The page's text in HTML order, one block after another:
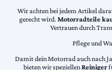
Wir achten bei jedem Artikel
gerecht wird. Motorradteile
Vertrauen durch
Pflege und
Damit dein Motorrad auch nach
bieten wir speziellenReiniger